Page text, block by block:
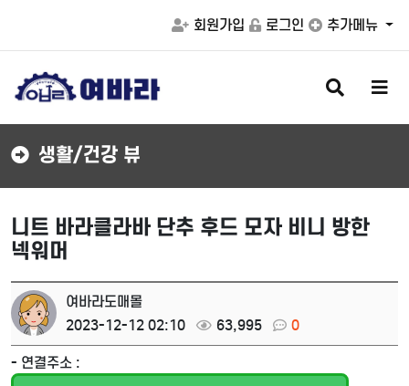
회원가입 로그인 추가메뉴
검
색
버
메
버
생활/건강 뷰
니트 바라클라바 단추 후드 모자 비니 방한
넥워머
여바라도매몰
2023-12-12 02:10
63,995 0
- 연결주소 :